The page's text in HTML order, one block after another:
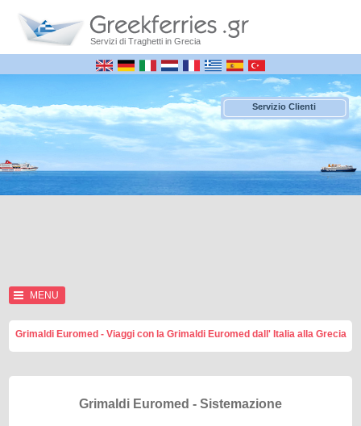
Servizi di Traghetti in Grecia
Servizio Clienti
MENU
Grimaldi Euromed - Viaggi con la Grimaldi Euromed dall' Italia alla Grecia
Grimaldi Euromed - Sistemazione